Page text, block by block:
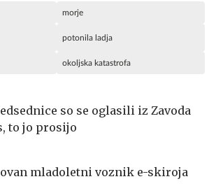
morje
potonila ladja
okoljska katastrofa
so se oglasili iz Zavoda
to jo prosijo
mladoletni voznik e-skiroja